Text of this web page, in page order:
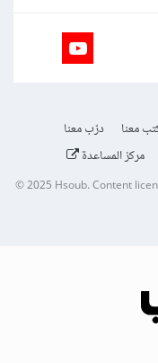
معنا
درّب معنا
مركز المساعدة
© 2025Hsoub.Content